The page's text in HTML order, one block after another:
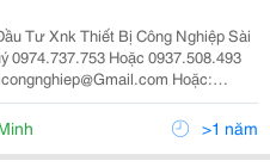
Tư Xnk Thiết Bị Công Nghiệp Sài
Hoặc:
Vandonghonuoc@Gmail.com Impeller Size (Cm)
>1 năm